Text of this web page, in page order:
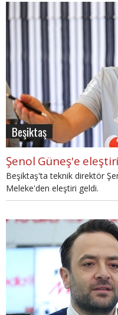
Beşiktaş
Şenol Güneş'e
Beşiktaş'ta teknik direktör
Meleke'den eleştiri geldi.